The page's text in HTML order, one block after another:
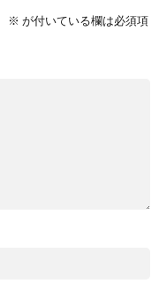
※ が付いている欄は必須項